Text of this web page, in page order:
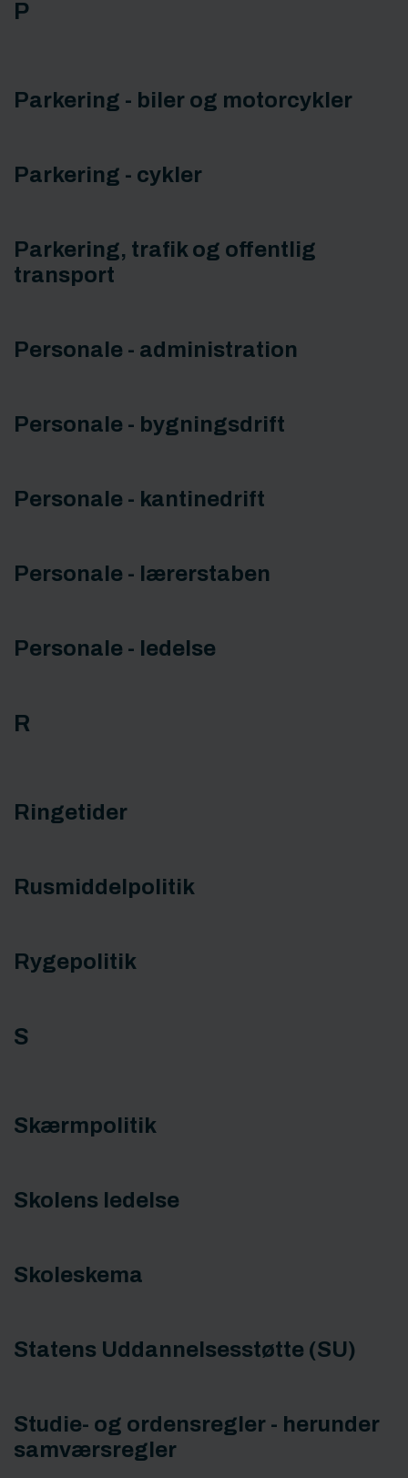
P
Parkering - biler og motorcykler
Parkering - cykler
Parkering, trafik og offentlig
transport
Personale - administration
Personale - bygningsdrift
Personale - kantinedrift
Personale - lærerstaben
Personale - ledelse
R
Ringetider
Rusmiddelpolitik
Rygepolitik
S
Skærmpolitik
Skolens ledelse
Skoleskema
Statens Uddannelsesstøtte (SU)
Studie- og ordensregler - herunder
samværsregler